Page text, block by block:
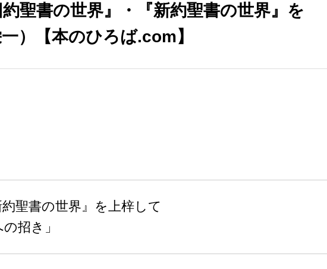
約聖書の世界』・『新約聖書の世界』を
）【本のひろば.com】
聖書の世界』を上梓して
招き」